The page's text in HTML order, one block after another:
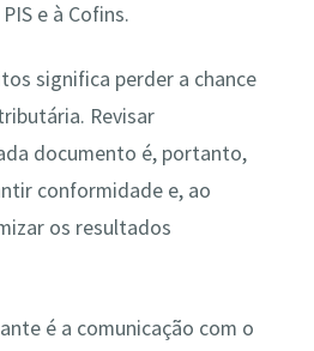
e à Cofins.
significa perder a chance
Revisar
documento é, portanto,
conformidade e, ao
os resultados
é a comunicação com o